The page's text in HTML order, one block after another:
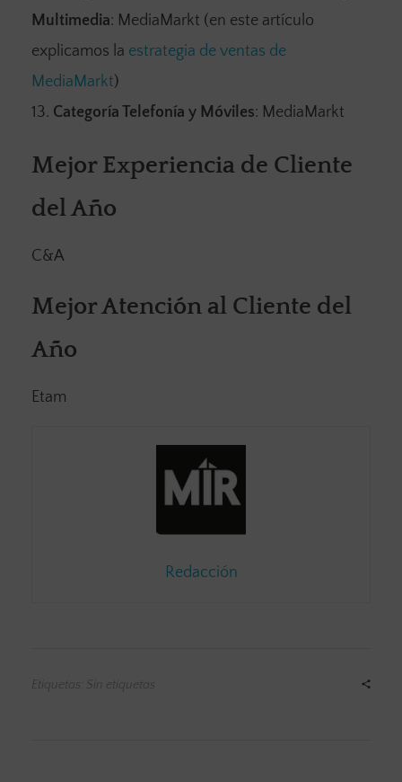
Multimedia: MediaMarkt (en este artículo
explicamos la estrategia de ventas de
MediaMarkt)
Categoría Telefonía y Móviles: MediaMarkt
Mejor Experiencia de Cliente
del Año
C&A
Mejor Atención al Cliente del
Año
Etam
Redacción
Etiquetas: Sin etiquetas